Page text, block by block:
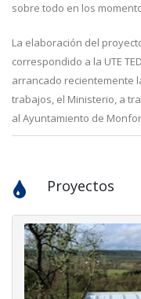
sobre todo en los
La elaboración del
correspondido a la UTE
arrancado recientemente
trabajos, el Ministerio, a
al Ayuntamiento de
Proyectos